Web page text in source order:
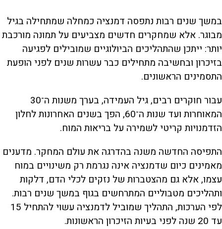
במשך שנים רבות נתפסה דמנציה כמחלה שמתחילה בגיל
מבוגר. אלא שמחקרים חדשים מצביעים על תמונה מורכבת
יותר: ייתכן שהתהליכים הביולוגיים שמובילים לפגיעה
בזיכרון ובחשיבה מתחילים כבר עשרות שנים לפני הופעת
התסמינים הראשונים.
עבור חוקרים רבים, גיל העמידה, בערך משנות ה־30
המאוחרות ועד שנות ה־60, הפך בשנים האחרונות לחלון
הזדמנויות קריטי לשמירה על בריאות המוח.
התפיסה החדשה משנה בהדרגה את עולם המחקר. מדענים
מאמינים כיום שדמנציה אינה נגרמת רק משינויים במוח
עצמו, אלא גם מהצטברות של נזקים לכלי הדם, דלקות
ותהליכים מטבוליים המתרחשים בגוף במשך שנים רבות.
לפי הערכות, התהליך שמוביל לדמנציה עשוי להתחיל 15
עד 20 שנה לפני בעיות הזיכרון הראשונות.